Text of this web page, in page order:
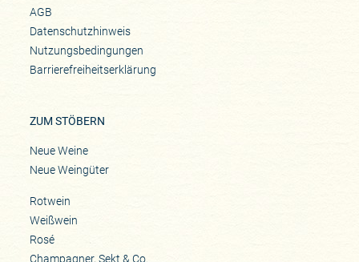
AGB
Datenschutzhinweis
Nutzungsbedingungen
Barrierefreiheitserklärung
ZUM STÖBERN
Neue Weine
Neue Weingüter
Rotwein
Weißwein
Rosé
Champagner, Sekt & Co.